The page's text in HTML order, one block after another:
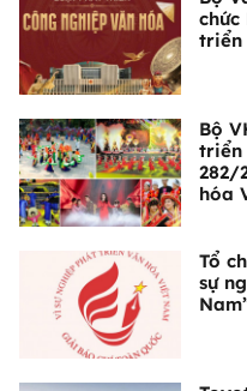
chức
triển
Bộ
triển
282/
hóa
Tổ
sự